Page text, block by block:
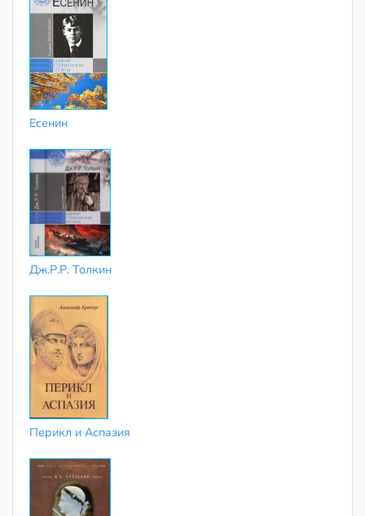
Есенин
Дж.Р.Р. Толкин
Перикл и Аспазия